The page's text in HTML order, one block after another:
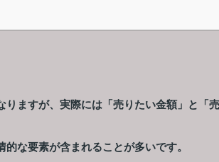
ますが、実際には「売りたい金額」と「売
な要素が含まれることが多いです。